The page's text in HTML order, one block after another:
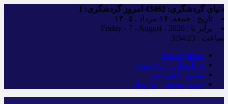
دنیای گردشگری: امروز گردشگری:
تاریخ : جمعه, ۱۶ مرداد , ۱۴۰۵
برابر با : Friday - 7 - August - 2026
ساعت : 3:54:23
iranwaytours
درباره ایران وی تورز
تماس با سردبیر
حریم شخصی کاربران